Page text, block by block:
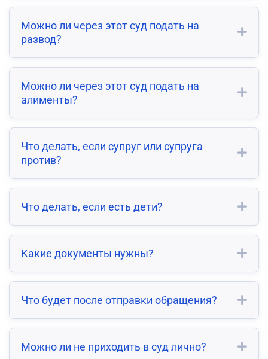
Можно ли через этот суд подать на
развод?
Можно ли через этот суд подать на
алименты?
Что делать, если супруг или супруга
против?
Что делать, если есть дети?
Какие документы нужны?
Что будет после отправки обращения?
Можно ли не приходить в суд лично?